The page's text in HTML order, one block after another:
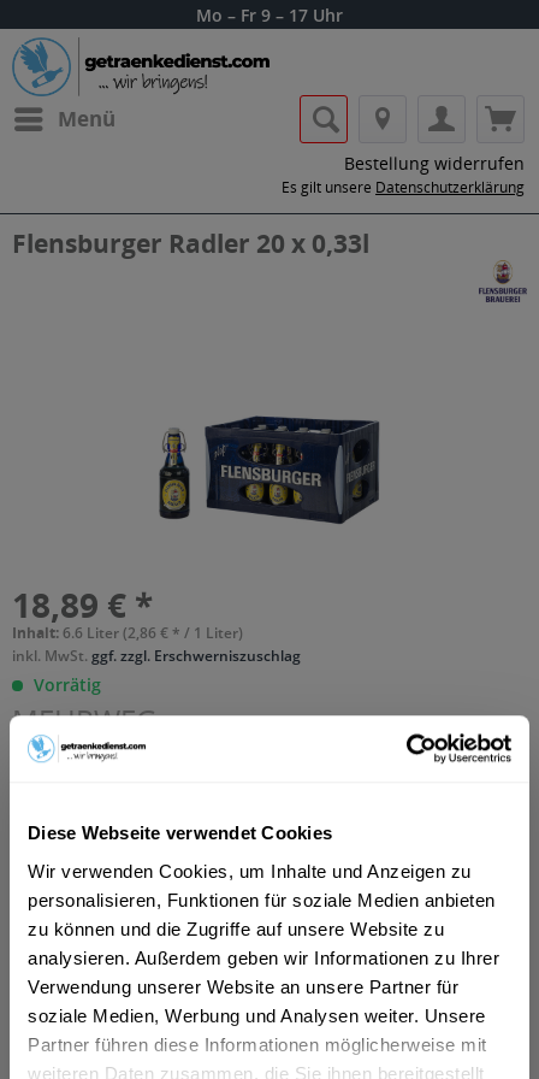
Diese Webseite verwendet Cookies
Wir verwenden Cookies, um Inhalte und Anzeigen zu
personalisieren, Funktionen für soziale Medien anbieten
zu können und die Zugriffe auf unsere Website zu
analysieren. Außerdem geben wir Informationen zu Ihrer
Verwendung unserer Website an unsere Partner für
soziale Medien, Werbung und Analysen weiter. Unsere
Partner führen diese Informationen möglicherweise mit
weiteren Daten zusammen, die Sie ihnen bereitgestellt
Mo – Fr 9 – 17 Uhr
Menü
Bestellung widerrufen
Es gilt unsere Datenschutzerklärung
Flensburger Radler 20 x 0,33l
18,89 € *
Inhalt: 6.6 Liter (2,86 € * / 1 Liter)
inkl. MwSt. ggf. zzgl. Erschwerniszuschlag
Vorrätig
MEHRWEG
+4,50 € Pfand
Hinzugefügt
Artikel-Nr.: 15632
Beschreibung
mehr
Zutaten und Allergene
Flensburger Pilsener, Wasser, Fructose,